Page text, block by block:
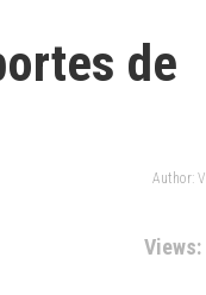
de
Author:
Views: